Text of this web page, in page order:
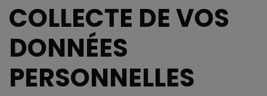
COLLECTE DE VOS
DONNÉES
PERSONNELLES